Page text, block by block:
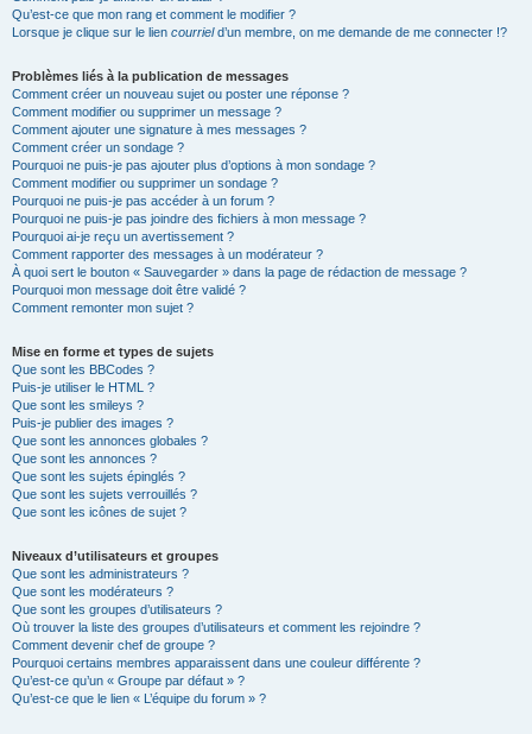
Qu’est-ce que mon rang et comment le modifier ?
Lorsque je clique sur le lien courrield’un membre, on me demande de me connecter !?
Problèmes liés à la publication de messages
Comment créer un nouveau sujet ou poster une réponse ?
Comment modifier ou supprimer un message ?
Comment ajouter une signature à mes messages ?
Comment créer un sondage ?
Pourquoi ne puis-je pas ajouter plus d’options à mon sondage ?
Comment modifier ou supprimer un sondage ?
Pourquoi ne puis-je pas accéder à un forum ?
Pourquoi ne puis-je pas joindre des fichiers à mon message ?
Pourquoi ai-je reçu un avertissement ?
Comment rapporter des messages à un modérateur ?
À quoi sert le bouton « Sauvegarder » dans la page de rédaction de message ?
Pourquoi mon message doit être validé ?
Comment remonter mon sujet ?
Mise en forme et types de sujets
Que sont les BBCodes ?
Puis-je utiliser le HTML ?
Que sont les smileys ?
Puis-je publier des images ?
Que sont les annonces globales ?
Que sont les annonces ?
Que sont les sujets épinglés ?
Que sont les sujets verrouillés ?
Que sont les icônes de sujet ?
Niveaux d’utilisateurs et groupes
Que sont les administrateurs ?
Que sont les modérateurs ?
Que sont les groupes d’utilisateurs ?
Où trouver la liste des groupes d’utilisateurs et comment les rejoindre ?
Comment devenir chef de groupe ?
Pourquoi certains membres apparaissent dans une couleur différente ?
Qu’est-ce qu’un « Groupe par défaut » ?
Qu’est-ce que le lien « L’équipe du forum » ?